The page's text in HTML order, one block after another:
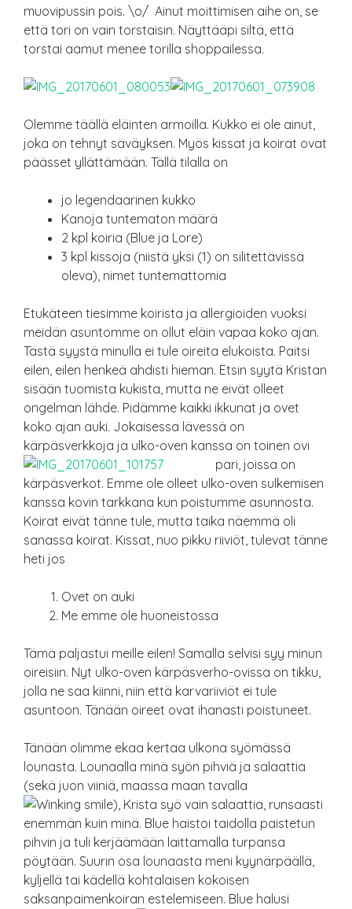
muovipussin pois. \o/ Ainut moittimisen aihe on, se
että tori on vain torstaisin. Näyttääpi siltä, että
torstai aamut menee torilla shoppailessa.
Olemme täällä eläinten armoilla. Kukko ei ole ainut,
joka on tehnyt säväyksen. Myös kissat ja koirat ovat
päässet yllättämään. Tällä tilalla on
jo legendaarinen kukko
Kanoja tuntematon määrä
2 kpl koiria (Blue ja Lore)
3 kpl kissoja (niistä yksi (1) on silitettävissä
oleva), nimet tuntemattomia
Etukäteen tiesimme koirista ja allergioiden vuoksi
meidän asuntomme on ollut eläin vapaa koko ajan.
Tästä syystä minulla ei tule oireita elukoista. Paitsi
eilen, eilen henkeä ahdisti hieman. Etsin syytä Kristan
sisään tuomista kukista, mutta ne eivät olleet
ongelman lähde. Pidämme kaikki ikkunat ja ovet
koko ajan auki. Jokaisessa lävessä on
kärpäsverkkoja ja ulko-oven kanssa on toinen ovi
pari, joissa on
kärpäsverkot. Emme ole olleet ulko-oven sulkemisen
kanssa kovin tarkkana kun poistumme asunnosta.
Koirat eivät tänne tule, mutta taika näemmä oli
sanassa koirat. Kissat, nuo pikku riiviöt, tulevat tänne
heti jos
Ovet on auki
Me emme ole huoneistossa
Tämä paljastui meille eilen! Samalla selvisi syy minun
oireisiin. Nyt ulko-oven kärpäsverho-ovissa on tikku,
jolla ne saa kiinni, niin että karvariiviöt ei tule
asuntoon. Tänään oireet ovat ihanasti poistuneet.
Tänään olimme ekaa kertaa ulkona syömässä
lounasta. Lounaalla minä syön pihviä ja salaattia
(sekä juon viiniä, maassa maan tavalla
), Krista syö vain salaattia, runsaasti
enemmän kuin minä. Blue haistoi taidolla paistetun
pihvin ja tuli kerjäämään laittamalla turpansa
pöytään. Suurin osa lounaasta meni kyynärpäällä,
kyljellä tai kädellä kohtalaisen kokoisen
saksanpaimenkoiran estelemiseen. Blue halusi